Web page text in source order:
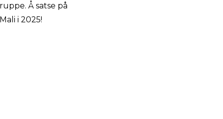
Å satse på
i 2025!